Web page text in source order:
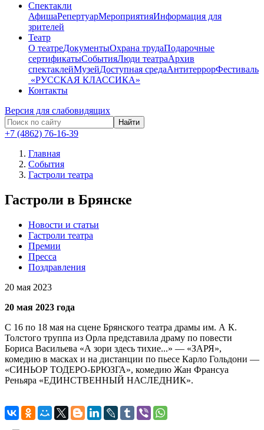
Спектакли
АфишаРепертуарМероприятияИнформация для
зрителей
Театр
О театреДокументыОхрана трудаПодарочные
сертификатыСобытияЛюди театраАрхив
спектаклейМузейДоступная средаАнтитеррорФестиваль
​ «РУССКАЯ КЛАССИКА»
Контакты
Версия для слабовидящих
Найти
+7 (4862) 76-16-39
Главная
События
Гастроли театра
Гастроли в Брянске
Новости и статьи
Гастроли театра
Премии
Пресса
Поздравления
20 мая 2023
20 мая 2023 года
С 16 по 18 мая на сцене Брянского театра драмы им. А К.
Толстого труппа из Орла представила драму по повести
Бориса Васильева «А зори здесь тихие...» — «ЗАРЯ»,
комедию в масках и на дистанции по пьесе Карло Гольдони —
«СИНЬОР ТОДЕРО-БРЮЗГА», комедию Жан Франсуа
Реньяра «ЕДИНСТВЕННЫЙ НАСЛЕДНИК».